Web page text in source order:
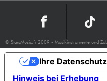
© StarsMusic.fr 2009 - Musikinstrumente und
Hinweis bei Erhebung
Ihre